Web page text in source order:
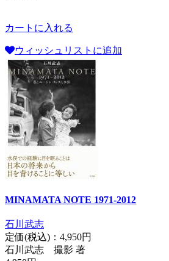
カートに入れる
ウィッシュリストに追加
MINAMATA NOTE 1971-2012
石川武志
定価(税込)： 4,950円
石川武志 撮影 著